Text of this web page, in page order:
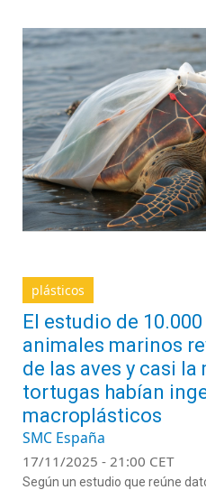
plásticos
El estudio de
animales marinos
de las aves y casi la
tortugas habían
macroplásticos
SMC España
17/11/2025 - 21:00 CET
Según un estudio que reúne